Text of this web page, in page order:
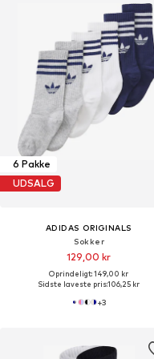
6 Pakke
UDSALG
ADIDAS ORIGINALS
Sokker
129,00 kr
Oprindeligt: 149,00 kr
Sidste laveste pris:106,25 kr
+3